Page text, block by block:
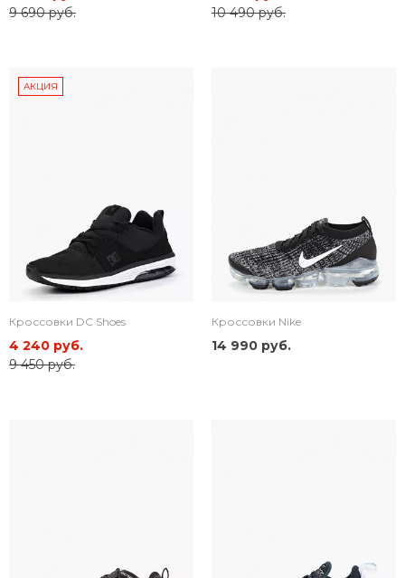
9 690 руб.
10 490 руб.
АКЦИЯ
Кроссовки DC Shoes
4 240 руб.
9 450 руб.
Кроссовки Nike
14 990 руб.